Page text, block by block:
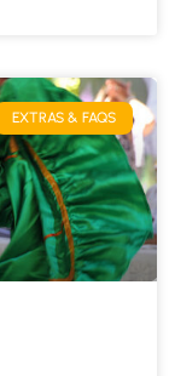
EXTRAS & FAQS